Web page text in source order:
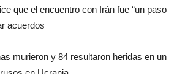
que el encuentro con Irán fue “un paso
acuerdos
murieron y 84 resultaron heridas en un